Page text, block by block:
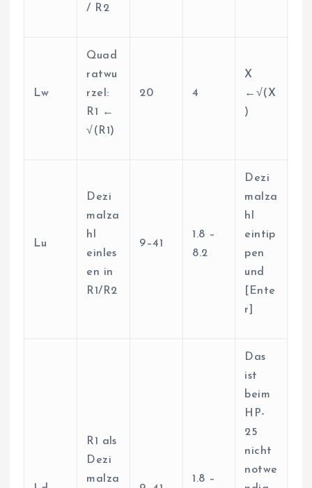
/ R2
Lw
Quad
ratwu
rzel:
R1 ←
√(R1)
20 4
X
←√(X
)
Lu
Dezi
malza
hl
einles
en in
R1/R2
9–41
1.8 –
8.2
Dezi
malza
hl
eintip
pen
und
[Ente
r]
R1 als
Dezi
malza
1.8 –
Das
ist
beim
HP-
25
nicht
notwe